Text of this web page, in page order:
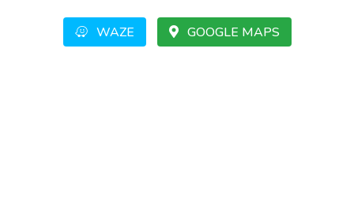
WAZE GOOGLE MAPS